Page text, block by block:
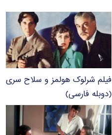
فیلم شرلوک هولمز و سلاح سری
(دوبله فارسی)